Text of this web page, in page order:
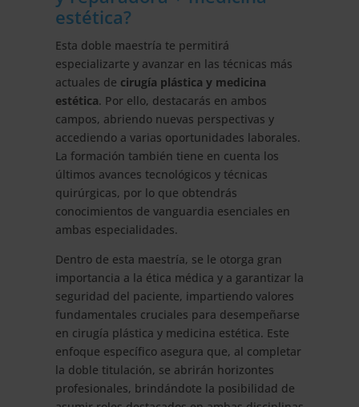
estética?
Esta doble maestría te permitirá
especializarte y avanzar en las técnicas más
actuales de cirugía plástica y medicina
estética. Por ello, destacarás en ambos
campos, abriendo nuevas perspectivas y
accediendo a varias oportunidades laborales.
La formación también tiene en cuenta los
últimos avances tecnológicos y técnicas
quirúrgicas, por lo que obtendrás
conocimientos de vanguardia esenciales en
ambas especialidades.
Dentro de esta maestría, se le otorga gran
importancia a la ética médica y a garantizar la
seguridad del paciente, impartiendo valores
fundamentales cruciales para desempeñarse
en cirugía plástica y medicina estética. Este
enfoque específico asegura que, al completar
la doble titulación, se abrirán horizontes
profesionales, brindándote la posibilidad de